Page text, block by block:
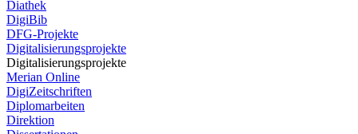
Diathek
DigiBib
DFG-Projekte
Digitalisierungsprojekte
Digitalisierungsprojekte
Merian Online
DigiZeitschriften
Diplomarbeiten
Direktion